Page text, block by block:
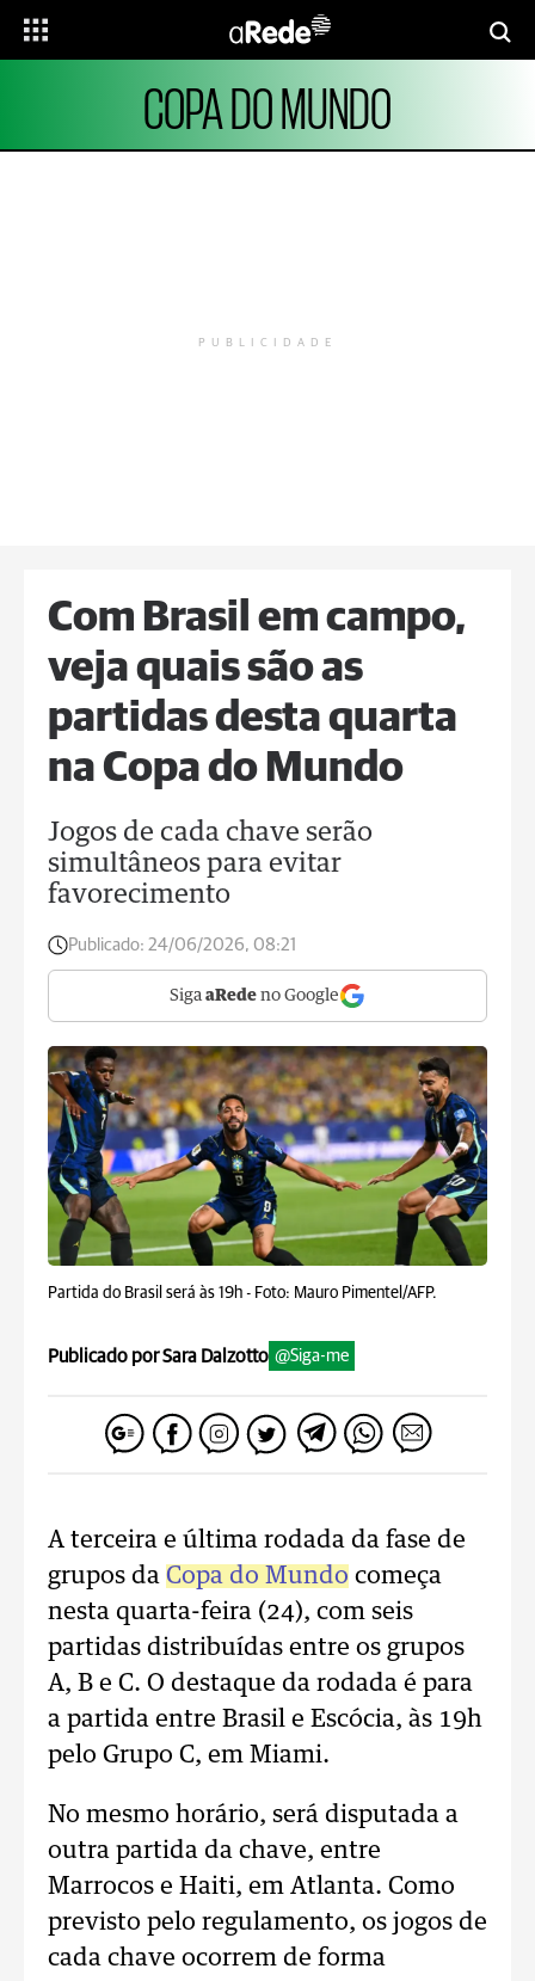
COPA DO MUNDO
PUBLICIDADE
Com Brasil em campo,
veja quais são as
partidas desta quarta
na Copa do Mundo
Jogos de cada chave serão
simultâneos para evitar
favorecimento
Publicado: 24/06/2026, 08:21
Siga aRede no Google
Partida do Brasil será às 19h - Foto: Mauro Pimentel/AFP.
Publicado por Sara Dalzotto @Siga-me
A terceira e última rodada da fase de
grupos da Copa do Mundo começa
nesta quarta-feira (24), com seis
partidas distribuídas entre os grupos
A, B e C. O destaque da rodada é para
a partida entre Brasil e Escócia, às 19h
pelo Grupo C, em Miami.
No mesmo horário, será disputada a
outra partida da chave, entre
Marrocos e Haiti, em Atlanta. Como
previsto pelo regulamento, os jogos de
cada chave ocorrem de forma